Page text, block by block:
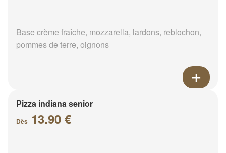
Base crème fraîche, mozzarella, lardons, reblochon,
pommes de terre, oignons
Pizza indiana senior
Dès 13.90 €